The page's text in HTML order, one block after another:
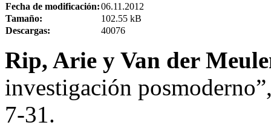
Fecha de modificación:06.11.2012
Tamaño:
102.55 kB
Descargas:
40076
Rip, Arie y Van der
investigación
7-31.